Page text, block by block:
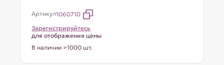
Артикул1060710
Зарегистрируйтесь
для отображения цены
В наличии >1000 шт.